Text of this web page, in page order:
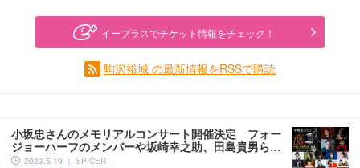
イープラスでチケット情報をチェック！
駒沢裕城 の最新情報をRSSで購読
小坂忠さんのメモリアルコンサート開催決定 フォー
ジョーハーフのメンバーや坂崎幸之助、⽥島貴男ら…
2023.5.19 ｜ SPICER